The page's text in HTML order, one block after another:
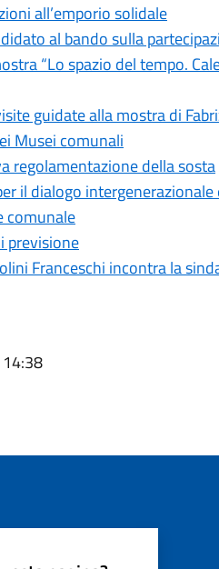
all’emporio solidale
al bando sulla
“Lo spazio del tempo.
guidate alla mostra di
Musei comunali
regolamentazione della sosta
il dialogo
comunale
previsione
Franceschi incontra la